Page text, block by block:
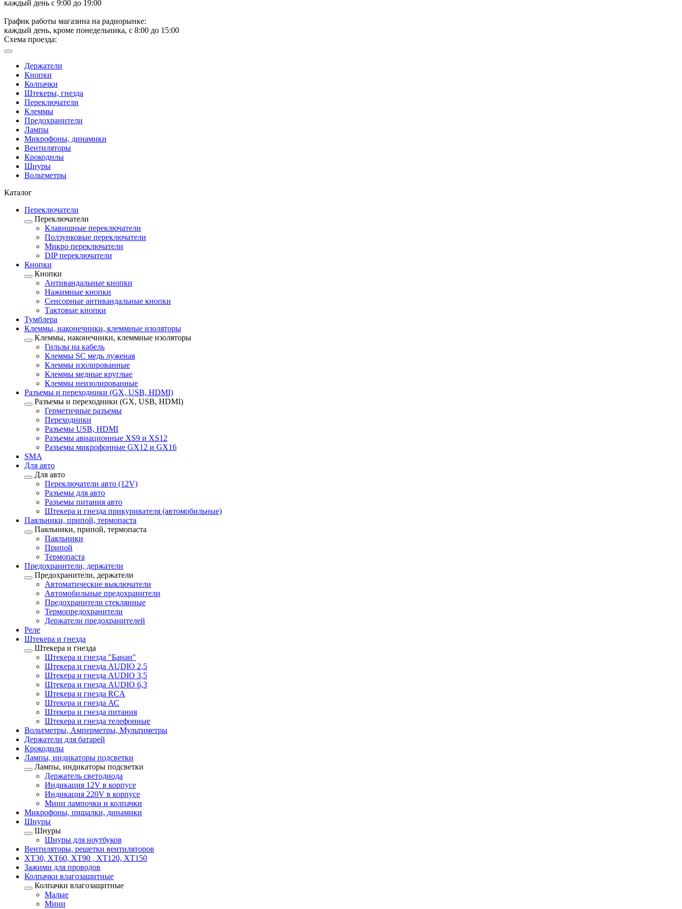
каждый день с 9:00 до 19:00
График работы магазина на радиорынке:
каждый день, кроме понедельника, с 8:00 до 15:00
Схема проезда:
Держатели
Кнопки
Колпачки
Штекеры, гнезда
Переключатели
Клеммы
Предохранители
Лампы
Микрофоны, динамики
Вентиляторы
Крокодилы
Шнуры
Вольтметры
Каталог
Переключатели
Переключатели
Клавишные переключатели
Ползунковые переключатели
Микро переключатели
DIP переключатели
Кнопки
Кнопки
Антивандальные кнопки
Нажимные кнопки
Сенсорные антивандальные кнопки
Тактовые кнопки
Тумблера
Клеммы, наконечники, клеммные изоляторы
Клеммы, наконечники, клеммные изоляторы
Гильзы на кабель
Клеммы SC медь луженая
Клеммы изолированные
Клеммы медные круглые
Клеммы неизолированные
Разъемы и переходники (GX, USB, HDMI)
Разъемы и переходники (GX, USB, HDMI)
Герметичные разъемы
Переходники
Разъемы USB, HDMI
Разъемы авиационные XS9 и XS12
Разъемы микрофонные GX12 и GX16
SMA
Для авто
Для авто
Переключатели авто (12V)
Разъемы для авто
Разъемы питания авто
Штекера и гнезда прикуривателя (автомобильные)
Паяльники, припой, термопаста
Паяльники, припой, термопаста
Паяльники
Припой
Термопаста
Предохранители, держатели
Предохранители, держатели
Автоматические выключатели
Автомобильные предохранители
Предохранители стеклянные
Термопредохранители
Держатели предохранителей
Реле
Штекера и гнезда
Штекера и гнезда
Штекера и гнезда "Банан"
Штекера и гнезда AUDIO 2,5
Штекера и гнезда AUDIO 3,5
Штекера и гнезда AUDIO 6,3
Штекера и гнезда RCA
Штекера и гнезда АС
Штекера и гнезда питания
Штекера и гнезда телефонные
Вольтметры, Амперметры, Мультиметры
Держатели для батарей
Крокодилы
Лампы, индикаторы подсветки
Лампы, индикаторы подсветки
Держатель светодиода
Индикация 12V в корпусе
Индикация 220V в корпусе
Мини лампочки и колпачки
Микрофоны, пищалки, динамики
Шнуры
Шнуры
Шнуры для ноутбуков
Вентиляторы, решетки вентиляторов
XT30, XT60, XT90 , XT120, XT150
Зажими для проводов
Колпачки влагозащитные
Колпачки влагозащитные
Малые
Мини